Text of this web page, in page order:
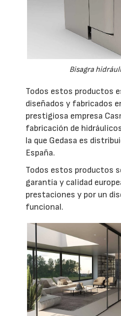
Bisagra
Todos estos productos
diseñados y fabricados
prestigiosa empresa
fabricación de
la que Gedasa es
España.
Todos estos productos
garantía y calidad
prestaciones y por un
funcional.